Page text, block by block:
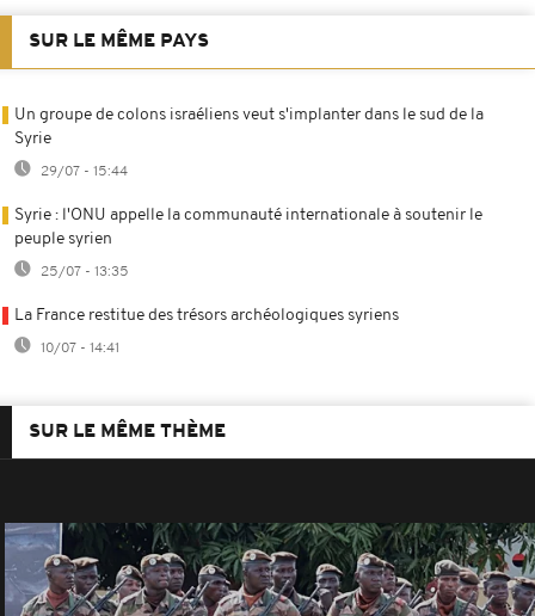
SUR LE MÊME PAYS
Un groupe de colons israéliens veut s'implanter dans le sud de la
Syrie
29/07 - 15:44
Syrie : l'ONU appelle la communauté internationale à soutenir le
peuple syrien
25/07 - 13:35
La France restitue des trésors archéologiques syriens
10/07 - 14:41
SUR LE MÊME THÈME